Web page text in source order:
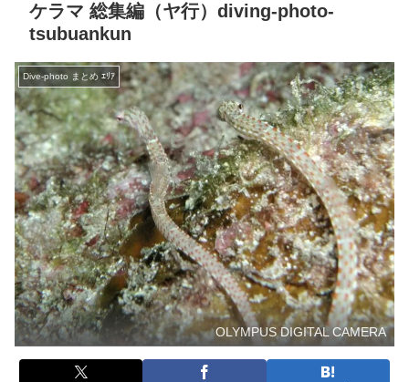
ケラマ 総集編（ヤ行）diving-photo‐
tsubuankun
Dive-photo まとめ ｴﾘｱ
OLYMPUS DIGITAL CAMERA